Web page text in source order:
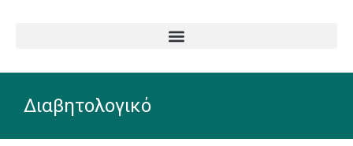
Διαβητολογικό